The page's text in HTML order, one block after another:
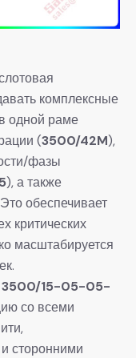
комплексные
одной раме
(3500/42M),
фазы
), а также
обеспечивает
критических
масштабируется
3500/15-05-05-
со всеми
сторонними